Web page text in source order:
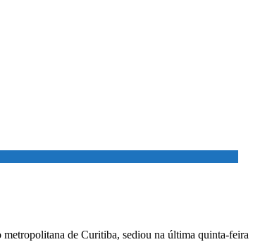
de Curitiba, sediou na última quinta-feira